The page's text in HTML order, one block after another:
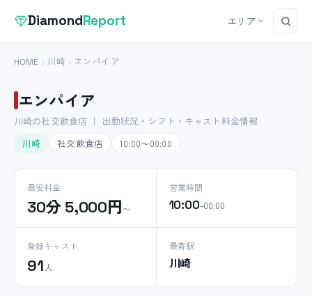
DiamondReport エリア
HOME 川崎 エンパイア
エンパイア
川崎の社交飲食店 ｜ 出勤状況・シフト・キャスト料金情報
川崎
社交飲食店 10:00〜00:00
最安料金
30分 5,000円〜
営業時間
10:00–00:00
登録キャスト
91 人
最寄駅
川崎